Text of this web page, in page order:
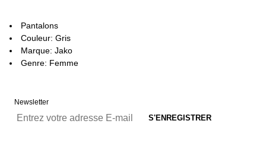
Pantalons
Couleur: Gris
Marque: Jako
Genre: Femme
Newsletter